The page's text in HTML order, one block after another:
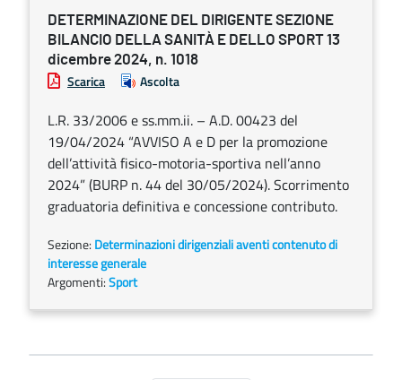
DETERMINAZIONE DEL DIRIGENTE SEZIONE
BILANCIO DELLA SANITÀ E DELLO SPORT 13
dicembre 2024, n. 1018
Scarica Ascolta
L.R. 33/2006 e ss.mm.ii. – A.D. 00423 del
19/04/2024 “AVVISO A e D per la promozione
dell’attività fisico-motoria-sportiva nell’anno
2024” (BURP n. 44 del 30/05/2024). Scorrimento
graduatoria definitiva e concessione contributo.
Sezione: Determinazioni dirigenziali aventi contenuto di
interesse generale
Argomenti:Sport